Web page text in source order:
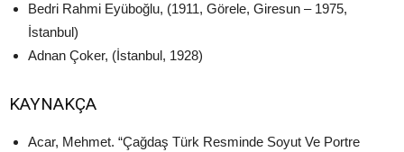
Bedri Rahmi Eyüboğlu, (1911, Görele, Giresun – 1975,
İstanbul)
Adnan Çoker, (İstanbul, 1928)
KAYNAKÇA
Acar, Mehmet. “Çağdaş Türk Resminde Soyut Ve Portre